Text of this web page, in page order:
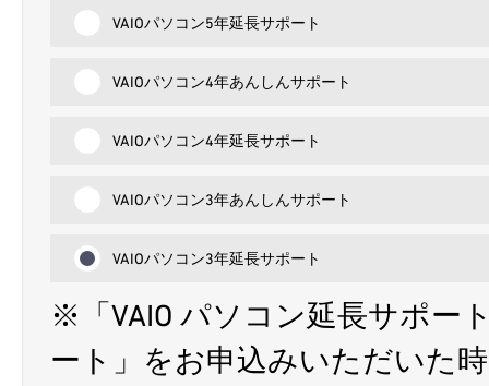
VAIOパソコン5年延長サポート
VAIOパソコン4年あんしんサポート
VAIOパソコン4年延長サポート
VAIOパソコン3年あんしんサポート
VAIOパソコン3年延長サポート
※「VAIO パソコン延長サポー
ート」をお申込みいただいた